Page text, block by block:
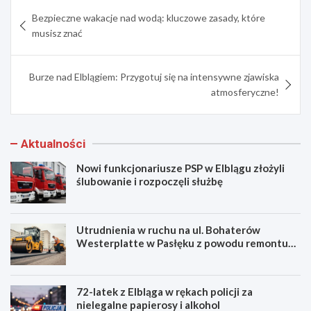
wpisu
Bezpieczne wakacje nad wodą: kluczowe zasady, które
musisz znać
Burze nad Elblągiem: Przygotuj się na intensywne zjawiska
atmosferyczne!
Aktualności
Nowi funkcjonariusze PSP w Elblągu złożyli
ślubowanie i rozpoczęli służbę
Utrudnienia w ruchu na ul. Bohaterów
Westerplatte w Pasłęku z powodu remontu
72-latek z Elbląga w rękach policji za
nielegalne papierosy i alkohol